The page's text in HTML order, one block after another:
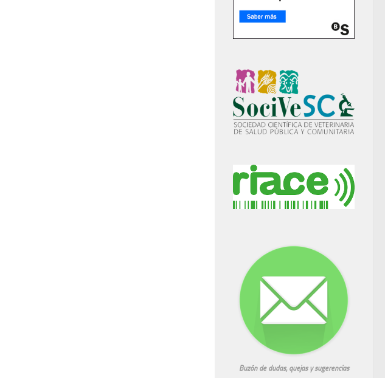
Buzón de dudas, quejas y sugerencias